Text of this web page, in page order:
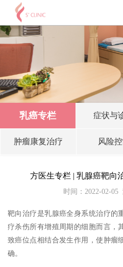
乳癌专栏 症状与
肿瘤康复治疗 风险控
方医生专栏 | 乳腺癌靶向
时间：2022-02-05
靶向治疗是乳腺癌全身系统治疗的
疗杀伤所有增殖周期的细胞而言，
致癌位点相结合发生作用，使肿瘤
确。